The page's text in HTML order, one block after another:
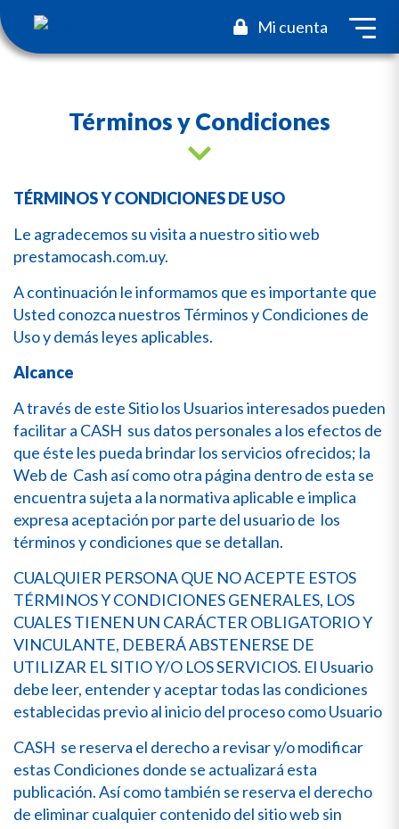
Mi cuenta
Términos y Condiciones
TÉRMINOS Y CONDICIONES DE USO
Le agradecemos su visita a nuestro sitio web
prestamocash.com.uy.
A continuación le informamos que es importante que
Usted conozca nuestros Términos y Condiciones de
Uso y demás leyes aplicables.
Alcance
A través de este Sitio los Usuarios interesados pueden
facilitar a CASH sus datos personales a los efectos de
que éste les pueda brindar los servicios ofrecidos; la
Web de Cash así como otra página dentro de esta se
encuentra sujeta a la normativa aplicable e implica
expresa aceptación por parte del usuario de los
términos y condiciones que se detallan.
CUALQUIER PERSONA QUE NO ACEPTE ESTOS
TÉRMINOS Y CONDICIONES GENERALES, LOS
CUALES TIENEN UN CARÁCTER OBLIGATORIO Y
VINCULANTE, DEBERÁ ABSTENERSE DE
UTILIZAR EL SITIO Y/O LOS SERVICIOS. El Usuario
debe leer, entender y aceptar todas las condiciones
establecidas previo al inicio del proceso como Usuario
CASH se reserva el derecho a revisar y/o modificar
estas Condiciones donde se actualizará esta
publicación. Así como también se reserva el derecho
de eliminar cualquier contenido del sitio web sin